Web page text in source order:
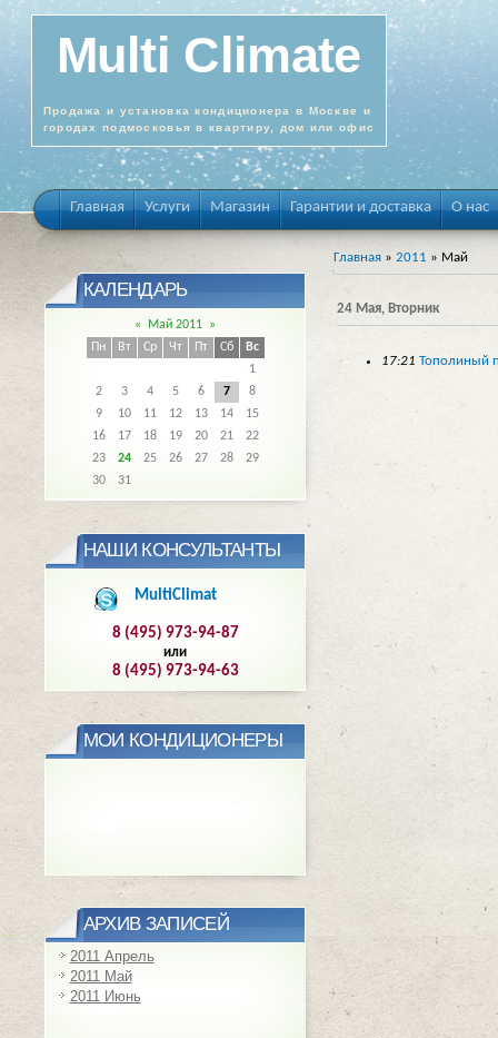
Multi Climate
Продажа и установка кондиционера в Москве и
городах подмосковья в квартиру, дом или офис
Главная Услуги Магазин Гарантии и доставка О нас
Главная » 2011 » Май
24 Мая, Вторник
17:21 Тополиный
КАЛЕНДАРЬ
« Май 2011 »
Пн
Вт Ср Чт Пт Сб
Вс
1
2
3 4 5 6 7
8
9
10 11 12 13 14
15
16
17 18 19 20 21
22
23
24 25 26 27 28
29
30
31
НАШИ КОНСУЛЬТАНТЫ
MultiClimat
8 (495) 973-94-87
или
8 (495) 973-94-63
МОИ КОНДИЦИОНЕРЫ
АРХИВ ЗАПИСЕЙ
2011 Апрель
2011 Май
2011 Июнь